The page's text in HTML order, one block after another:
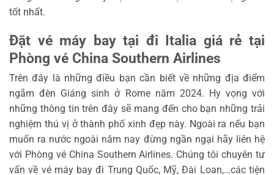
tốt nhất.
Đặt vé máy bay tại đi Italia giá rẻ tại
Phòng vé China Southern Airlines
Trên đây là những điều bạn cần biết về những địa điểm
ngắm đèn Giáng sinh ở Rome năm 2024. Hy vọng với
những thông tin trên đây sẽ mang đến cho bạn những trải
nghiệm thú vị ở thành phố xinh đẹp này. Ngoài ra nếu bạn
muốn ra nước ngoài năm nay đừng ngần ngại hãy liên hệ
với Phòng vé China Southern Airlines. Chúng tôi chuyên tư
vấn về vé máy bay đi Trung Quốc, Mỹ, Đài Loan,…các tiện